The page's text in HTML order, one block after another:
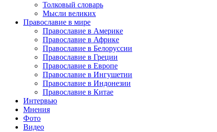
Толковый словарь
Мысли великих
Православие в мире
Православие в Америке
Православие в Африке
Православие в Белоруссии
Православие в Греции
Православие в Европе
Православие в Ингушетии
Православие в Индонезии
Православие в Китае
Интервью
Мнения
Фото
Видео